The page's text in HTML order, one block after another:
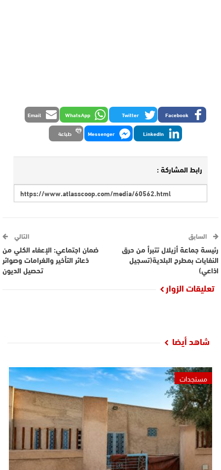
Facebook
Twitter
WhatsApp
Email
LinkedIn
Messenger طباعة
رابط المشاركة :
السابق
رئيسة جماعة أزيلال تتبرأ من حرق
النفايات بمطرح البلدية(تسجيل
اذاعي)
التالي
ضمان اجتماعي: الإعفاء الكلي من
ذعائر التأخير والغرامات وصوائر
تحصيل الديون
تعليقات الزوار
شاهد أيضا
مستجدات